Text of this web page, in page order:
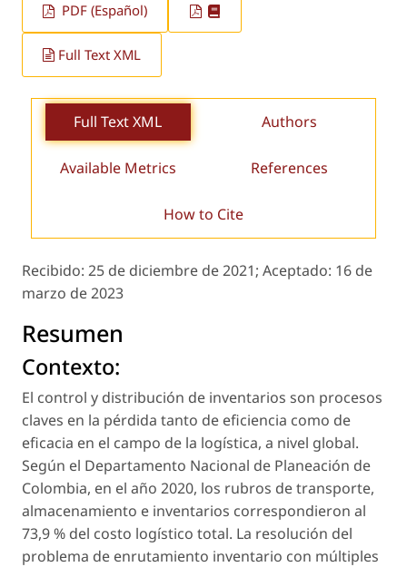
PDF (Español)
Full Text XML
Full Text XML Authors
Available Metrics References
How to Cite
Recibido: 25 de diciembre de 2021; Aceptado: 16 de
marzo de 2023
Resumen
Contexto:
El control y distribución de inventarios son procesos
claves en la pérdida tanto de eficiencia como de
eficacia en el campo de la logística, a nivel global.
Según el Departamento Nacional de Planeación de
Colombia, en el año 2020, los rubros de transporte,
almacenamiento e inventarios correspondieron al
73,9 % del costo logístico total. La resolución del
problema de enrutamiento inventario con múltiples